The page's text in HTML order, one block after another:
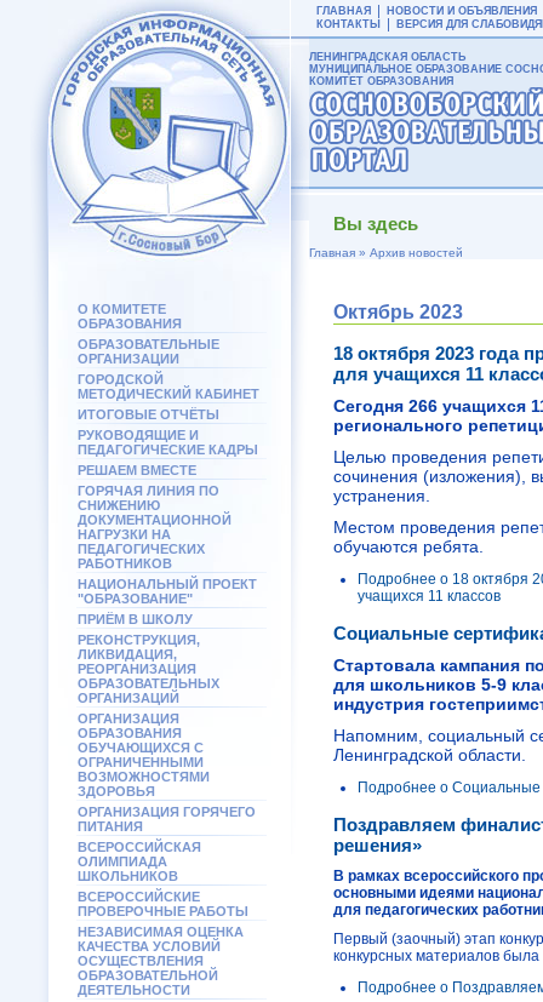
О КОМИТЕТЕ
ОБРАЗОВАНИЯ
ОБРАЗОВАТЕЛЬНЫЕ
ОРГАНИЗАЦИИ
ГОРОДСКОЙ
МЕТОДИЧЕСКИЙ КАБИНЕТ
ИТОГОВЫЕ ОТЧЁТЫ
РУКОВОДЯЩИЕ И
ПЕДАГОГИЧЕСКИЕ КАДРЫ
РЕШАЕМ ВМЕСТЕ
ГОРЯЧАЯ ЛИНИЯ ПО
СНИЖЕНИЮ
ДОКУМЕНТАЦИОННОЙ
НАГРУЗКИ НА
ПЕДАГОГИЧЕСКИХ
РАБОТНИКОВ
НАЦИОНАЛЬНЫЙ ПРОЕКТ
"ОБРАЗОВАНИЕ"
ПРИЁМ В ШКОЛУ
РЕКОНСТРУКЦИЯ,
ЛИКВИДАЦИЯ,
РЕОРГАНИЗАЦИЯ
ОБРАЗОВАТЕЛЬНЫХ
ОРГАНИЗАЦИЙ
ОРГАНИЗАЦИЯ
ОБРАЗОВАНИЯ
ОБУЧАЮЩИХСЯ С
ОГРАНИЧЕННЫМИ
ВОЗМОЖНОСТЯМИ
ЗДОРОВЬЯ
ОРГАНИЗАЦИЯ ГОРЯЧЕГО
ПИТАНИЯ
ВСЕРОССИЙСКАЯ
ОЛИМПИАДА
ШКОЛЬНИКОВ
ВСЕРОССИЙСКИЕ
ПРОВЕРОЧНЫЕ РАБОТЫ
НЕЗАВИСИМАЯ ОЦЕНКА
КАЧЕСТВА УСЛОВИЙ
ОСУЩЕСТВЛЕНИЯ
ОБРАЗОВАТЕЛЬНОЙ
ДЕЯТЕЛЬНОСТИ
ГЛАВНАЯ
НОВОСТИ И ОБЪЯВЛЕНИЯ
КОНТАКТЫ
ВЕРСИЯ ДЛЯ
ЛЕНИНГРАДСКАЯ ОБЛАСТЬ
МУНИЦИПАЛЬНОЕ ОБРАЗОВАНИЕ
КОМИТЕТ ОБРАЗОВАНИЯ
Вы здесь
Главная » Архив новостей
Октябрь 2023
18 октября 2023 года
для учащихся 11
Сегодня 266 учащихся
регионального
Целью проведения
сочинения (изложения),
устранения.
Местом проведения
обучаются ребята.
Подробнее о 18 октября
учащихся 11 классов
Социальные
Стартовала кампания
для школьников 5-9
индустрия
Напомним, социальный
Ленинградской области.
Подробнее о Социальные
Поздравляем
решения»
В рамках всероссийского
основными идеями
для педагогических
Первый (заочный) этап
конкурсных материалов
Подробнее о